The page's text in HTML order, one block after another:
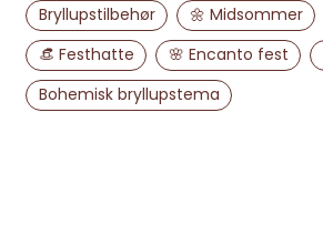
Bryllupstilbehør
🌼 Midsommer
👒 Festhatte
🌸 Encanto fest
Bohemisk bryllupstema